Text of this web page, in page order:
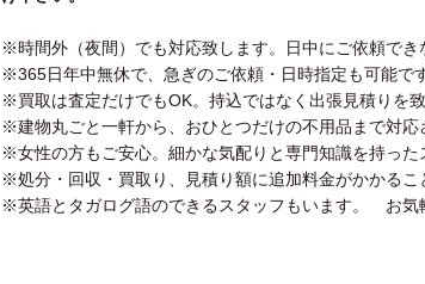
※時間外（夜間）でも対応致します。日中にご依頼でき
※365日年中無休で、急ぎのご依頼・日時指定も可能です
※買取は査定だけでもOK。持込ではなく出張見積りを致
※建物丸ごと一軒から、おひとつだけの不用品まで対応
※女性の方もご安心。細かな気配りと専門知識を持った
※処分・回収・買取り、見積り額に追加料金がかかるこ
※英語とタガログ語のできるスタッフもいます。 お気